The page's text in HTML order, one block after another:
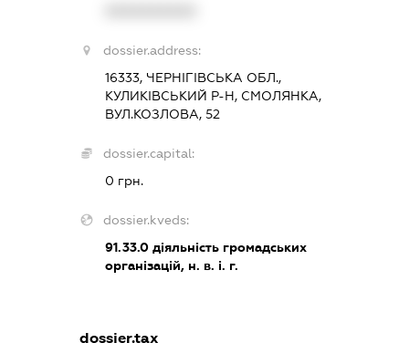
dossier.address:
16333, ЧЕРНІГІВСЬКА ОБЛ.,
КУЛИКІВСЬКИЙ Р-Н, СМОЛЯНКА,
ВУЛ.КОЗЛОВА, 52
dossier.capital:
0 грн.
dossier.kveds:
91.33.0 діяльність громадських
організацій, н. в. і. г.
dossier.tax